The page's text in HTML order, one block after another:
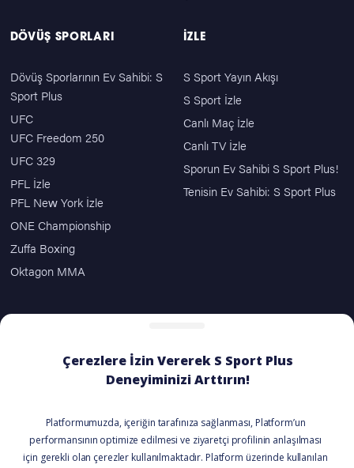
DÖVÜŞ SPORLARI
Dövüş Sporlarının Ev Sahibi: S
Sport Plus
UFC
UFC Freedom 250
UFC 329
PFL İzle
PFL New York İzle
ONE Championship
Zuffa Boxing
Oktagon MMA
İZLE
S Sport Yayın Akışı
S Sport İzle
Canlı Maç İzle
Canlı TV İzle
Sporun Ev Sahibi S Sport Plus!
Tenisin Ev Sahibi: S Sport Plus
BİZİ TAKİP EDİN